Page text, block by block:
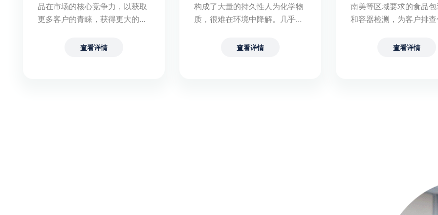
品在市场的核心竞争力，以获取
更多客户的青睐，获得更大的市
查看详情
构成了大量的持久性人为化学物
质，很难在环境中降解。几乎无
要的新型污染物。
查看详情
南美等区域要求的食品
和容器检测，为客户排
合目的国法规，畅销海
查看详情